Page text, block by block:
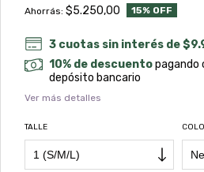
Ahorrás: $5.250,00 15% OFF
3 cuotas sin interés de
10% de descuentopagando
depósito bancario
Ver más detalles
TALLE